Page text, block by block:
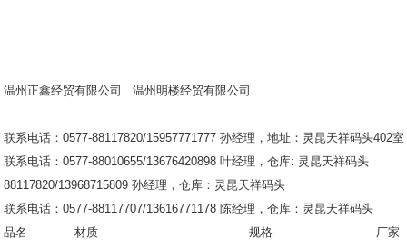
温州正鑫经贸有限公司 温州明楼经贸有限公司
联系电话：0577-88117820/15957771777 孙经理，地址：灵昆天祥码头402室
联系电话：0577-88010655/13676420898 叶经理，仓库: 灵
88117820/13968715809 孙经理，仓库：灵昆天祥码头
联系电话：0577-88117707/13616771178 陈经理，仓库：灵昆天祥码头
品名
材质 规格
厂家